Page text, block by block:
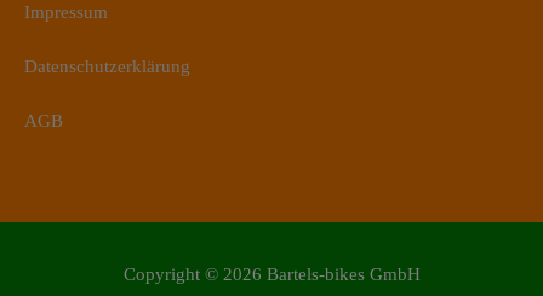
Impressum
Datenschutzerklärung
AGB
Copyright © 2026 Bartels-bikes GmbH